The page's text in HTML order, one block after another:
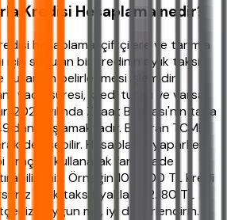
Kredisi Hesaplama nedir?
hesaplama, çiftçilere ve tarımla
için sunulan bir kredinin aylık taksit
tutarının belirlenmesi işlemidir.
vade süresi, kredi tutarı ve varsa
2026 yılında Ziraat Bankası'nın tarla
başlamaktadır. Bu oran TCMB
değişebilir. Hesaplama yaparken
araçları kullanarak farklı vade
Örneğin 100.000 TL kredi
aylık taksit yaklaşık 2.180 TL
uygun mu, iyi değerlendirin.